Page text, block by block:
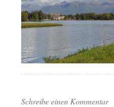
Schreibe einen Kommentar